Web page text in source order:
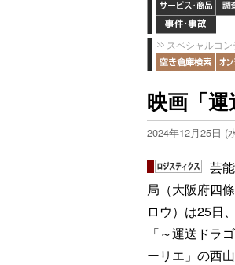
スペシャルコ
映画「
2024年12月25日 (
芸
局（大阪府四
ロウ）は25日
「～運送ドラ
ーリエ」の西